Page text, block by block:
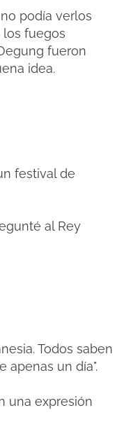
podía verlos
fuegos
fueron
idea.
festival de
al Rey
Todos saben
apenas un día".
una expresión